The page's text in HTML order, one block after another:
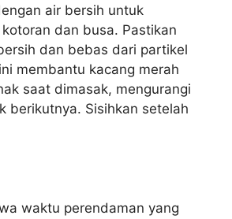
air bersih untuk
dan busa. Pastikan
dan bebas dari partikel
membantu kacang merah
saat dimasak, mengurangi
berikutnya. Sisihkan setelah
waktu perendaman yang